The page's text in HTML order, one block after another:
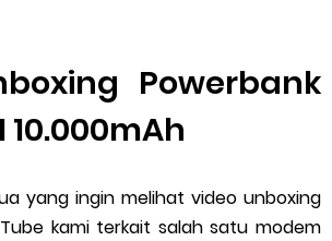
Powerbank
10.000mAh
yang ingin melihat video unboxing
kami terkait salah satu modem